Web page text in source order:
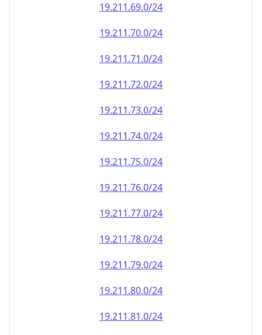
19.211.69.0/24
19.211.70.0/24
19.211.71.0/24
19.211.72.0/24
19.211.73.0/24
19.211.74.0/24
19.211.75.0/24
19.211.76.0/24
19.211.77.0/24
19.211.78.0/24
19.211.79.0/24
19.211.80.0/24
19.211.81.0/24